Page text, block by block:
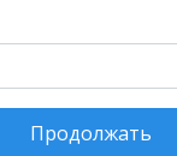
Продолжать